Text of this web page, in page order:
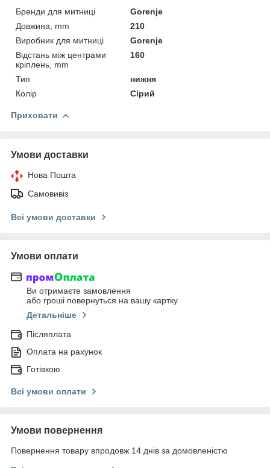
Бренди для митниці
Gorenje
Довжина, mm
210
Виробник для митниці
Gorenje
Відстань між центрами
кріплень, mm
160
Тип
нижня
Колір
Сірий
Приховати
Умови доставки
Нова Пошта
Самовивіз
Всі умови доставки
Умови оплати
Ви отримаєте замовлення
або гроші повернуться на вашу картку
Детальніше
Післяплата
Оплата на рахунок
Готівкою
Всі умови оплати
Умови повернення
Повернення товару впродовж 14 днів за домовленістю